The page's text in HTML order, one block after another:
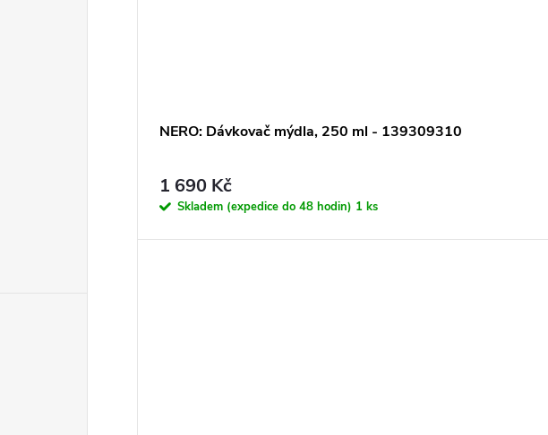
NERO: Dávkovač mýdla, 250 ml - 139309310
1 690 Kč
Skladem (expedice do 48 hodin) 1 ks